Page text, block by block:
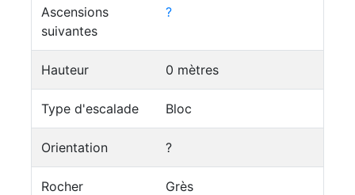
Ascensions
suivantes
?
Hauteur 0 mètres
Type d'escalade Bloc
Orientation ?
Rocher Grès